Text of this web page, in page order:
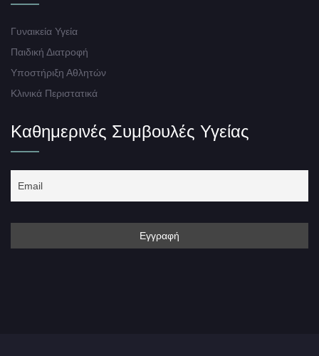
Γυναικεία Υγεία
Παιδική Διατροφή
Υποστήριξη Αθλητών
Κλινικά Περιστατικά
Καθημερινές Συμβουλές Υγείας